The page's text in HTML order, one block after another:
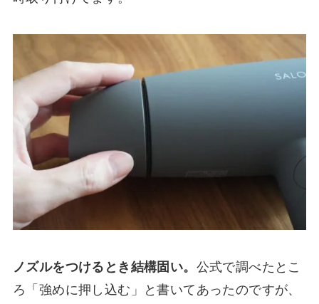
ノズルをつけるとき結構固い。 公式で調べたとこ
ろ「強めに押し込む」と書いてあったのですが、